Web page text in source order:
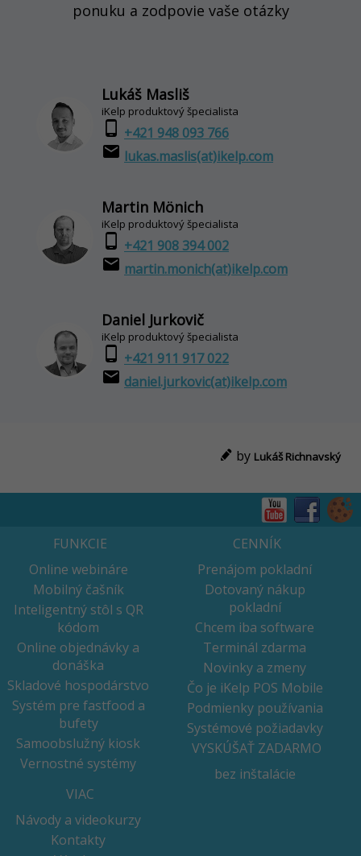
ponuku a zodpovie vaše otázky
Lukáš Masliš
iKelp produktový špecialista
phone_android +421 948 093 766
email lukas.maslis(at)ikelp.com
Martin Mönich
iKelp produktový špecialista
phone_android +421 908 394 002
email martin.monich(at)ikelp.com
Daniel Jurkovič
iKelp produktový špecialista
phone_android +421 911 917 022
email daniel.jurkovic(at)ikelp.com
by Lukáš Richnavský
FUNKCIE
Online webináre
Mobilný čašník
Inteligentný stôl s QR
kódom
Online objednávky a
donáška
Skladové hospodárstvo
Systém pre fastfood a
bufety
Samoobslužný kiosk
Vernostné systémy
CENNÍK
Prenájom pokladní
Dotovaný nákup
pokladní
Chcem iba software
Terminál zdarma
Novinky a zmeny
Čo je iKelp POS Mobile
Podmienky používania
Systémové požiadavky
VYSKÚŠAŤ ZADARMO
bez inštalácie
VIAC
Návody a videokurzy
Kontakty